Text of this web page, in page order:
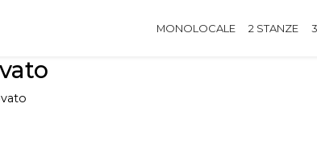
MONOLOCALE 2 STANZE